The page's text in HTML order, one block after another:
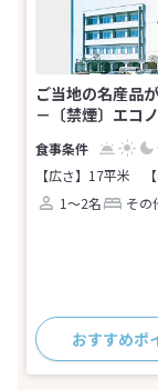
ご当地の名産品
－〔禁煙〕エコ
【広さ】17平米
1～2名
その
おすすめポ